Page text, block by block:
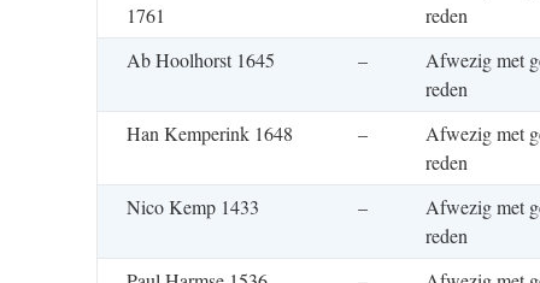
1761
reden
Ab Hoolhorst 1645
–
Afwezig met
reden
Han Kemperink 1648
–
Afwezig met
reden
Nico Kemp 1433
–
Afwezig met
reden